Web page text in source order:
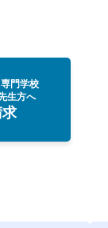
門学校
生方へ